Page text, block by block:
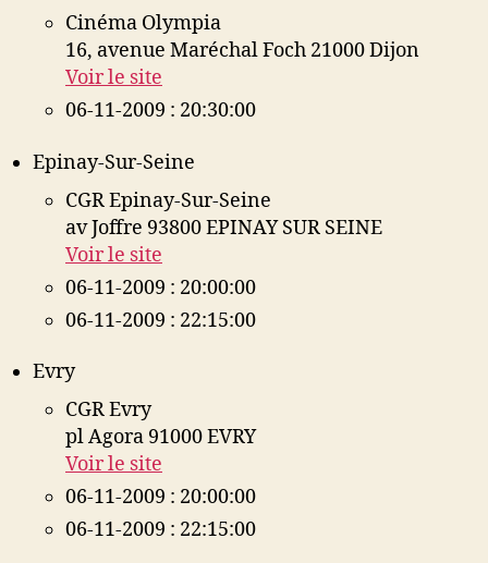
Cinéma Olympia
16, avenue Maréchal Foch 21000 Dijon
Voir le site
06-11-2009 : 20:30:00
Epinay-Sur-Seine
CGR Epinay-Sur-Seine
av Joffre 93800 EPINAY SUR SEINE
Voir le site
06-11-2009 : 20:00:00
06-11-2009 : 22:15:00
Evry
CGR Evry
pl Agora 91000 EVRY
Voir le site
06-11-2009 : 20:00:00
06-11-2009 : 22:15:00